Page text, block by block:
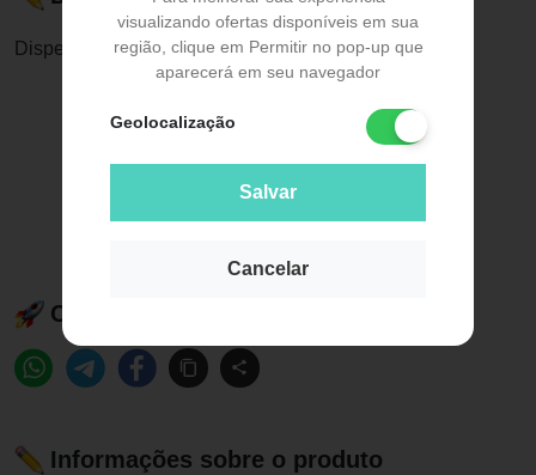
visualizando ofertas disponíveis em sua
região, clique em Permitir no pop-up que
aparecerá em seu navegador
Geolocalização
Salvar
Cancelar
Dispensador Pistola Automix Type 50 1:1 - DM
Compartilhe esse produto:
Informações sobre o produto